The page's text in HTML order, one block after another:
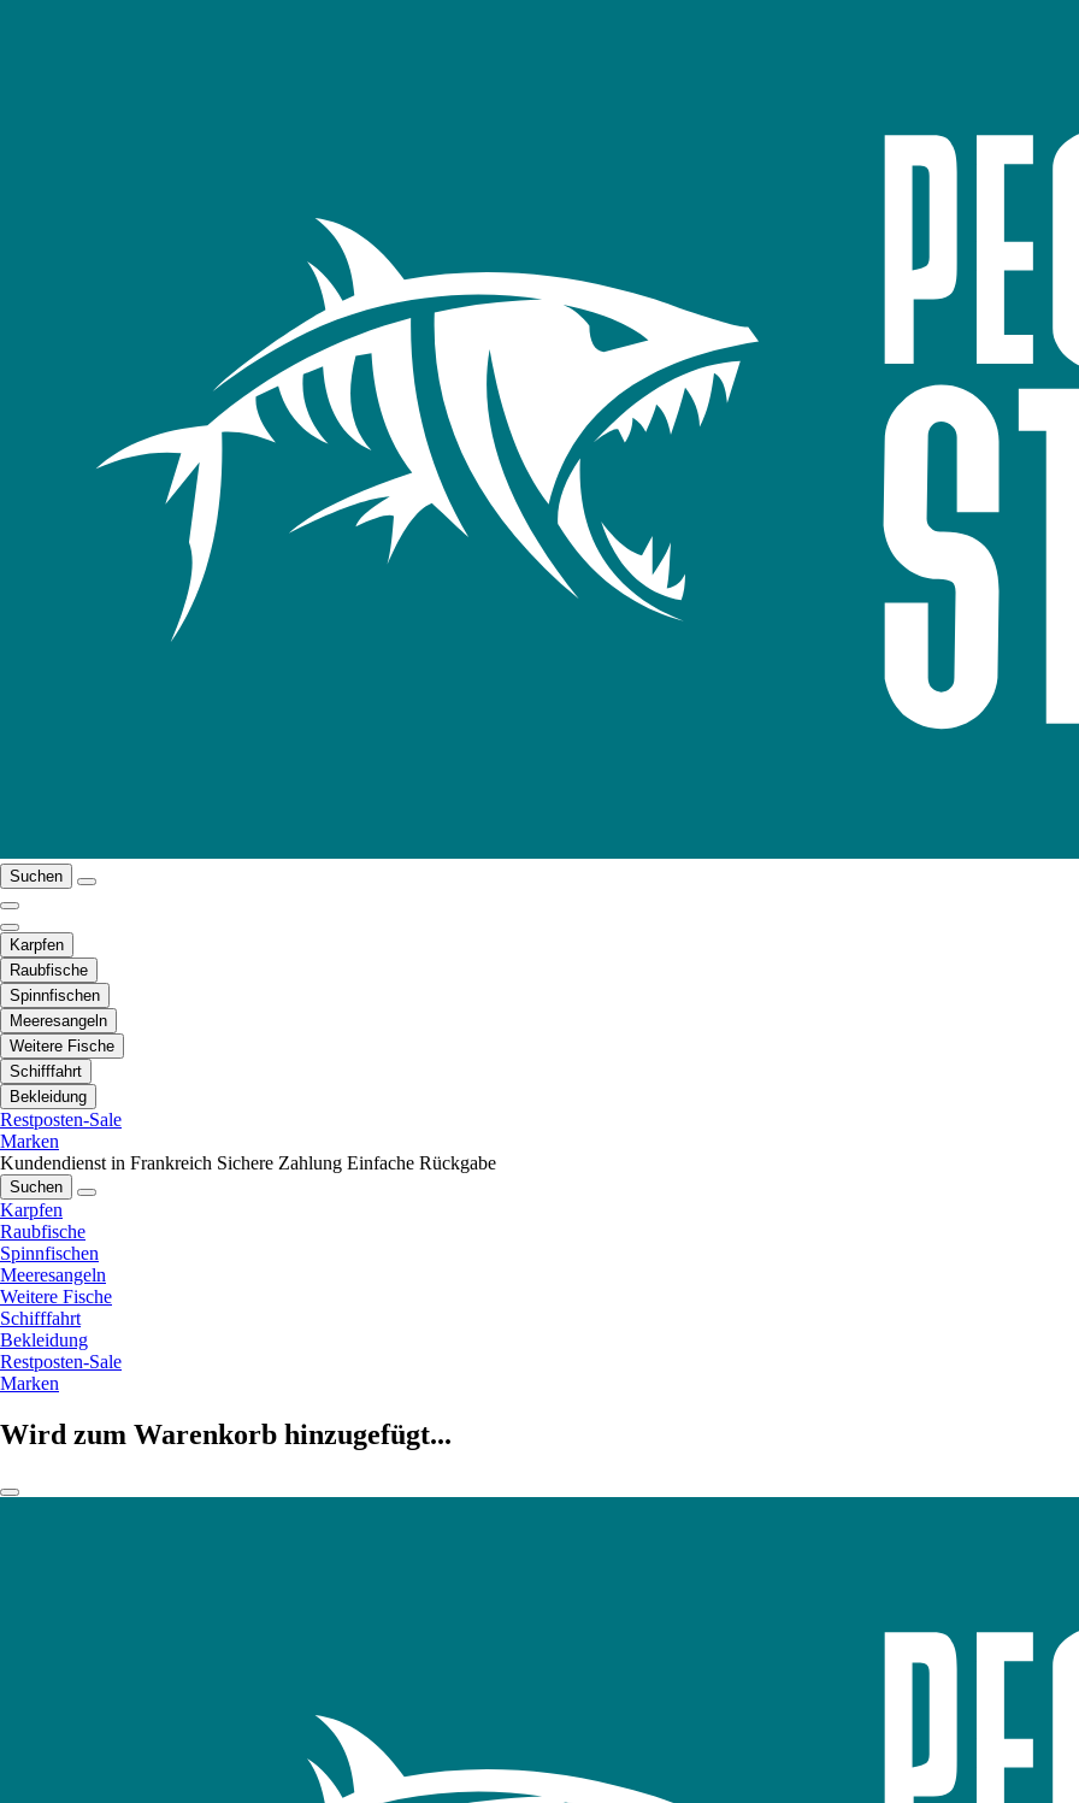
Suchen
Karpfen
Raubfische
Spinnfischen
Meeresangeln
Weitere Fische
Schifffahrt
Bekleidung
Restposten-Sale
Marken
Kundendienst in Frankreich Sichere Zahlung Einfache Rückgabe
Suchen
Karpfen
Raubfische
Spinnfischen
Meeresangeln
Weitere Fische
Schifffahrt
Bekleidung
Restposten-Sale
Marken
Wird zum Warenkorb hinzugefügt...